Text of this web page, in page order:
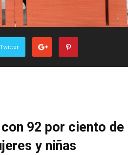
92 por ciento de
y niñas